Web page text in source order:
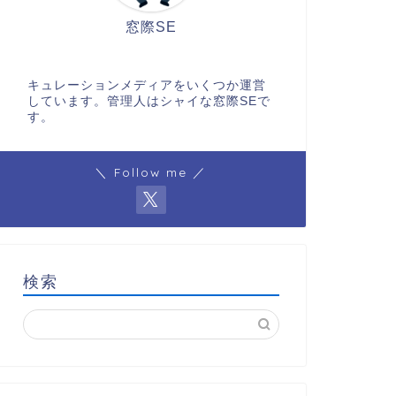
窓際SE
キュレーションメディアをいくつか運営
しています。管理人はシャイな窓際SEで
す。
＼ Follow me ／
検索